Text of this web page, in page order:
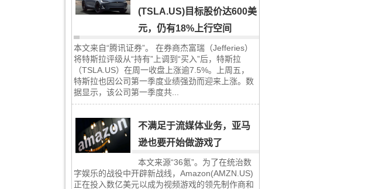
(TSLA.US)目标股价达600美
元，仍有18%上行空间
本文来自“腾讯证券”。 在券商杰富瑞（Jefferies）
将特斯拉评级从“持有”上调到“买入”后，特斯拉
（TSLA.US）在周一收盘上涨逾7.5%。上周五，
特斯拉也因公司第一季度业绩强劲而迎来上涨。数
据显示，该公司第一季度共...
不满足于流媒体业务，亚马
逊也要开始做游戏了
本文来源“36氪”。为了在统治数
字娱乐的战役中开辟新战线，Amazon(AMZN.US)
正在投入数亿美元以成为视频游戏的领先制作商和